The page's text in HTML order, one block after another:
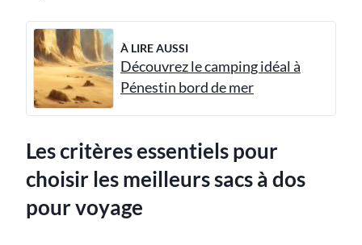
À LIRE AUSSI
Découvrez le camping idéal à
Pénestin bord de mer
Les critères essentiels pour
choisir les meilleurs sacs à dos
pour voyage